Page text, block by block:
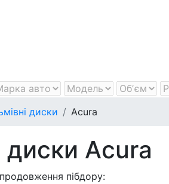
диски Acura
диски Acura
пібдору: